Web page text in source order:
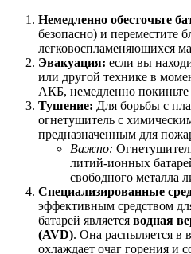
Немедленно обесточьте
безопасно) и переместите
легковоспламеняющихся
Эвакуация: если вы
или другой технике в
АКБ, немедленно покиньте
Тушение: Для борьбы с
огнетушитель с
предназначенным для
Важно:
литий-ионных
свободного металла
Специализированные
эффективным средством
батарей является водная
(AVD). Она распыляется в
охлаждает очаг горения и